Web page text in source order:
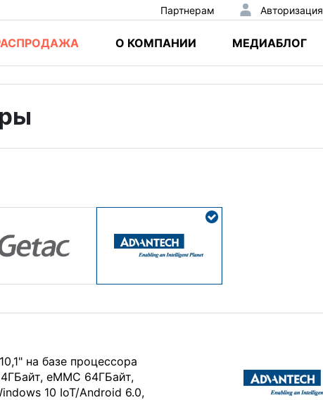
Партнерам Авторизация
О КОМПАНИИ МЕДИАБЛОГ
на базе процессора
eMMC 64ГБайт,
10 IoT/Android 6.0,